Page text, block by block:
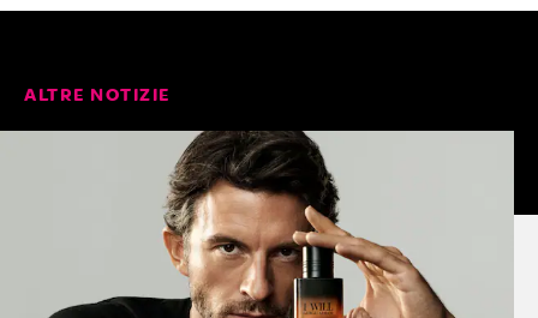
ALTRE NOTIZIE